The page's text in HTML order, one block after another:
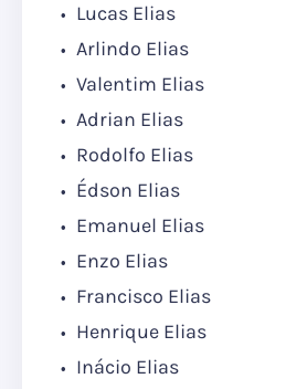
Lucas Elias
Arlindo Elias
Valentim Elias
Adrian Elias
Rodolfo Elias
Édson Elias
Emanuel Elias
Enzo Elias
Francisco Elias
Henrique Elias
Inácio Elias